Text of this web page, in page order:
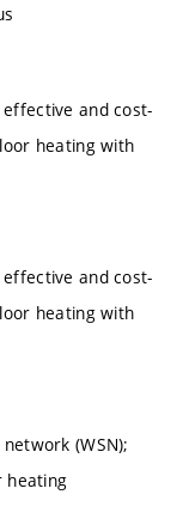
and cost-
heating with
and cost-
heating with
(WSN);
heating